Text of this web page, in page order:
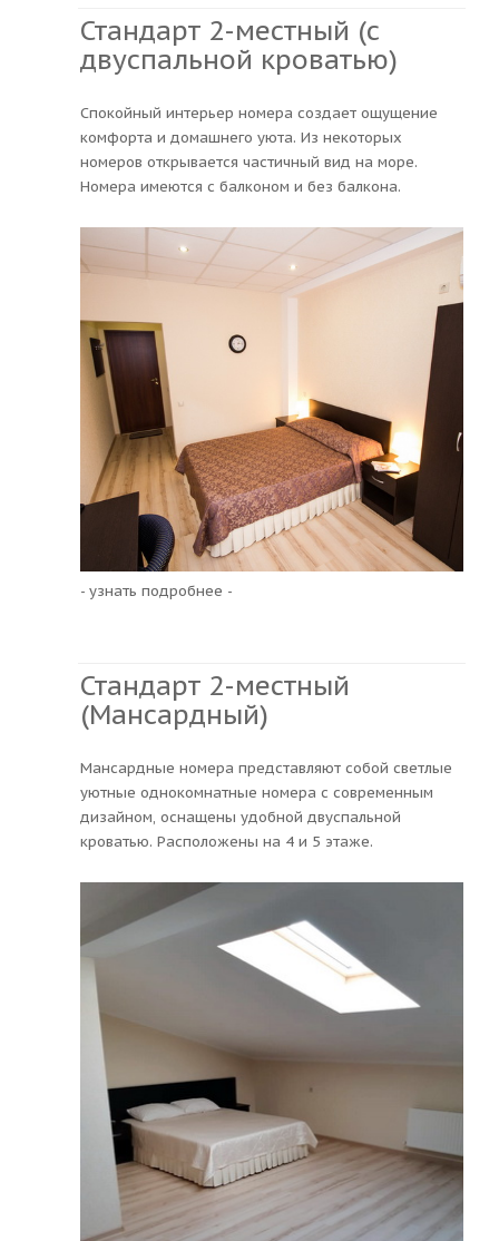
Стандарт 2-местный (с
двуспальной кроватью)
Спокойный интерьер номера создает ощущение
комфорта и домашнего уюта. Из некоторых
номеров открывается частичный вид на море.
Номера имеются с балконом и без балкона.
- узнать подробнее -
Стандарт 2-местный
(Мансардный)
Мансардные номера представляют собой светлые
уютные однокомнатные номера с современным
дизайном, оснащены удобной двуспальной
кроватью. Расположены на 4 и 5 этаже.